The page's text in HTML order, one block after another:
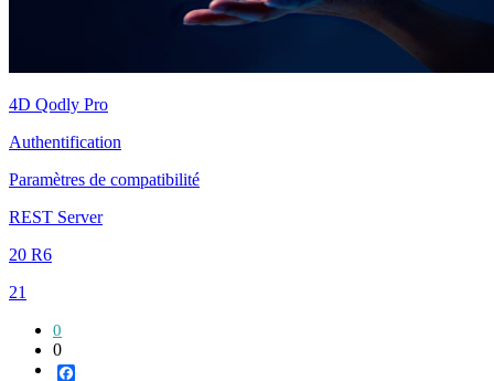
4D Qodly Pro
Authentification
Paramètres de compatibilité
REST Server
20 R6
21
0
0